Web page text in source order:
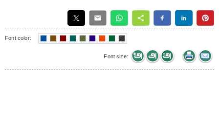
Font color:
Font size: